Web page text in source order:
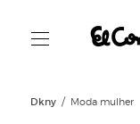
Dkny Moda mulher